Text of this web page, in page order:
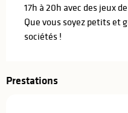
17h à 20h avec des jeux
Que vous soyez petits et
sociétés !
Prestations